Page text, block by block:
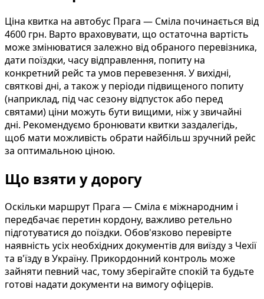
Ціна квитка на автобус Прага — Сміла починається від
4600 грн. Варто враховувати, що остаточна вартість
може змінюватися залежно від обраного перевізника,
дати поїздки, часу відправлення, попиту на
конкретний рейс та умов перевезення. У вихідні,
святкові дні, а також у періоди підвищеного попиту
(наприклад, під час сезону відпусток або перед
святами) ціни можуть бути вищими, ніж у звичайні
дні. Рекомендуємо бронювати квитки заздалегідь,
щоб мати можливість обрати найбільш зручний рейс
за оптимальною ціною.
Що взяти у дорогу
Оскільки маршрут Прага — Сміла є міжнародним і
передбачає перетин кордону, важливо ретельно
підготуватися до поїздки. Обов'язково перевірте
наявність усіх необхідних документів для виїзду з Чехії
та в'їзду в Україну. Прикордонний контроль може
зайняти певний час, тому зберігайте спокій та будьте
готові надати документи на вимогу офіцерів.